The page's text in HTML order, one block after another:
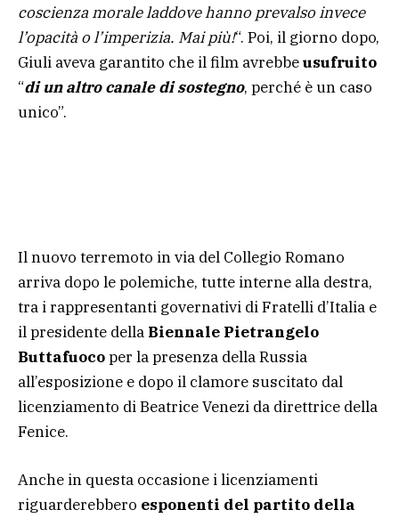
coscienza morale laddove hanno prevalso invece
l’opacità o l’imperizia. Mai più!“. Poi, il giorno dopo,
Giuli aveva garantito che il film avrebbeusufruito
“di un altro canale di sostegno, perché è un caso
unico”.
Il nuovo terremoto in via del Collegio Romano
arriva dopo le polemiche, tutte interne alla destra,
tra i rappresentanti governativi di Fratelli d’Italia e
il presidente della Biennale Pietrangelo
Buttafuocoper la presenza della Russia
all’esposizione e dopo il clamore suscitato dal
licenziamento di Beatrice Venezi da direttrice della
Fenice.
Anche in questa occasione i licenziamenti
riguarderebbero esponenti del partito della